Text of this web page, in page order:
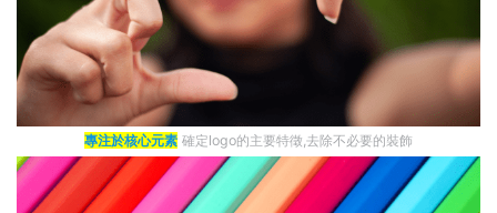
專注於核心元素 確定logo的主要特徵,去除不必要的裝飾